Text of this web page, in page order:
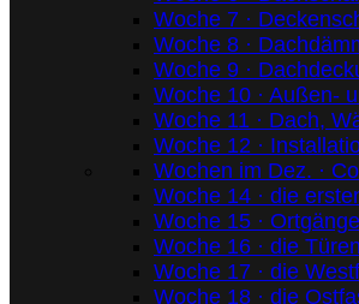
Woche 7 ·
Woche 8 ·
Woche 9 ·
Woche 10 · Außen-
Woche 11 · Dach,
Woche 12 ·
Wochen im Dez. ·
Woche 14 · die
Woche 15 ·
Woche 16 · die
Woche 17 · die
Woche 18 · die